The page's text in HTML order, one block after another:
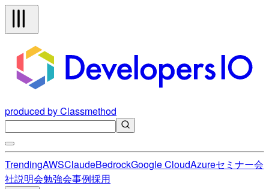
produced by Classmethod
TrendingAWSClaudeBedrockGoogle CloudAzureセミナー会
社説明会勉強会事例採用